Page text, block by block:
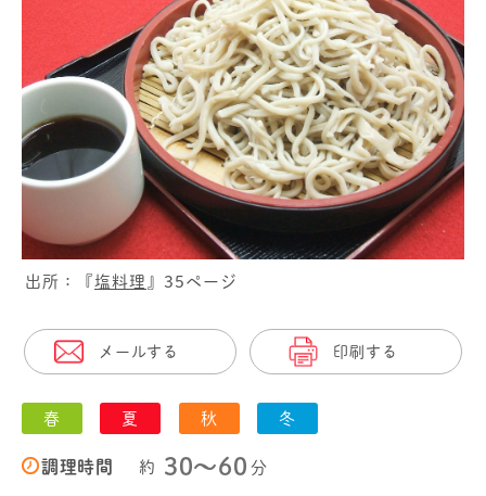
出所：『塩料理 』35ページ
メールする 印刷する
春 夏 秋 冬
調理時間 約 30〜60 分